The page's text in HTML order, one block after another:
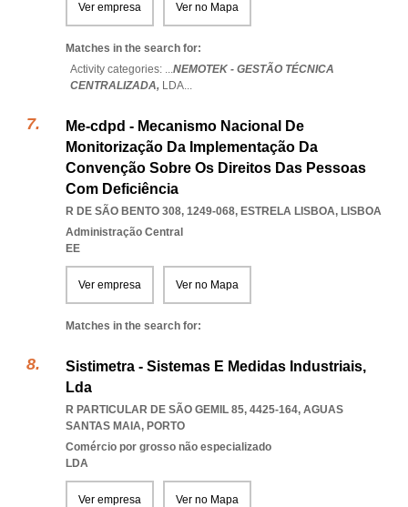
Ver empresa Ver no Mapa
Matches in the search for:
Activity categories: ...NEMOTEK - GESTÃO TÉCNICA
CENTRALIZADA, LDA...
Me-cdpd - Mecanismo Nacional De
Monitorização Da Implementação Da
Convenção Sobre Os Direitos Das Pessoas
Com Deficiência
R DE SÃO BENTO 308, 1249-068, ESTRELA LISBOA, LISBOA
Administração Central
EE
Ver empresa Ver no Mapa
Matches in the search for:
Sistimetra - Sistemas E Medidas Industriais,
Lda
R PARTICULAR DE SÃO GEMIL 85, 4425-164, AGUAS
SANTAS MAIA, PORTO
Comércio por grosso não especializado
LDA
Ver empresa Ver no Mapa